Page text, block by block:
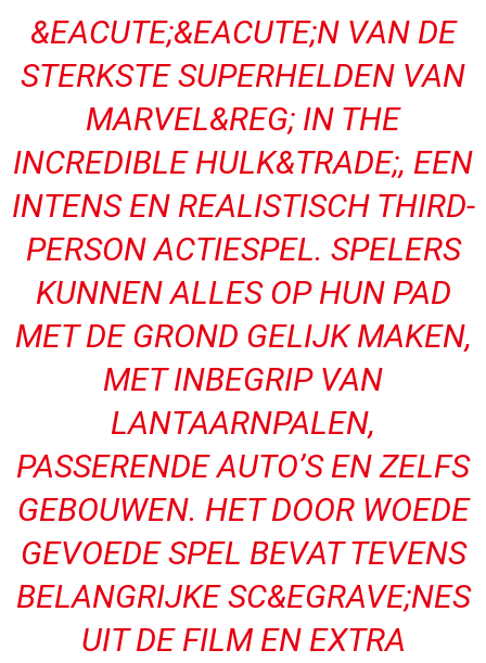
&EACUTE;&EACUTE;N VAN DE
STERKSTE SUPERHELDEN VAN
MARVEL&REG; IN THE
INCREDIBLE HULK&TRADE;, EEN
INTENS EN REALISTISCH THIRD-
PERSON ACTIESPEL. SPELERS
KUNNEN ALLES OP HUN PAD
MET DE GROND GELIJK MAKEN,
MET INBEGRIP VAN
LANTAARNPALEN,
PASSERENDE AUTO’S EN ZELFS
GEBOUWEN. HET DOOR WOEDE
GEVOEDE SPEL BEVAT TEVENS
BELANGRIJKE SC&EGRAVE;NES
UIT DE FILM EN EXTRA